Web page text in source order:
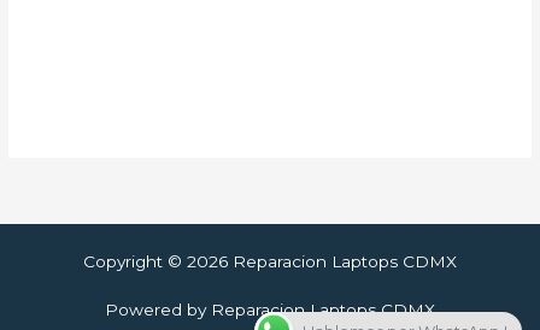
Copyright © 2026 Reparacion Laptops CDMX
Powered by Reparacion Laptops CDMX